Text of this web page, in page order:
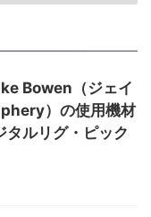
Bowen（ジェイ
）の使用機材
タルリグ・ピック